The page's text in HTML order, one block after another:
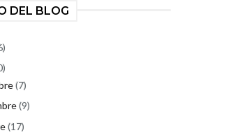
DEL BLOG
(7)
(9)
(17)